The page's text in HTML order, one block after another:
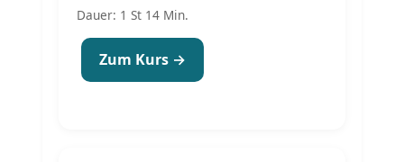
Dauer: 1 St 14 Min.
Zum Kurs →